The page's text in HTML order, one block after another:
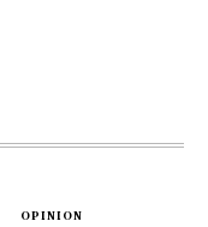
OPINION